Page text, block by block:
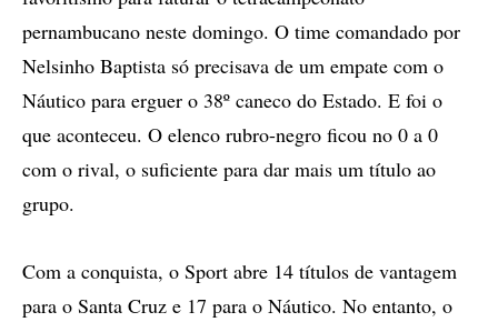
pernambucano neste domingo. O time comandado por
Nelsinho Baptista só precisava de um empate com o
Náutico para erguer o 38º caneco do Estado. E foi o
que aconteceu. O elenco rubro-negro ficou no 0 a 0
com o rival, o suficiente para dar mais um título ao
grupo.
Com a conquista, o Sport abre 14 títulos de vantagem
para o Santa Cruz e 17 para o Náutico. No entanto, o